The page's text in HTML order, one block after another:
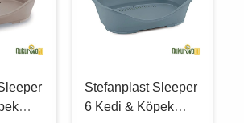
Stefanplast Sleeper
6 Kedi & Köpek